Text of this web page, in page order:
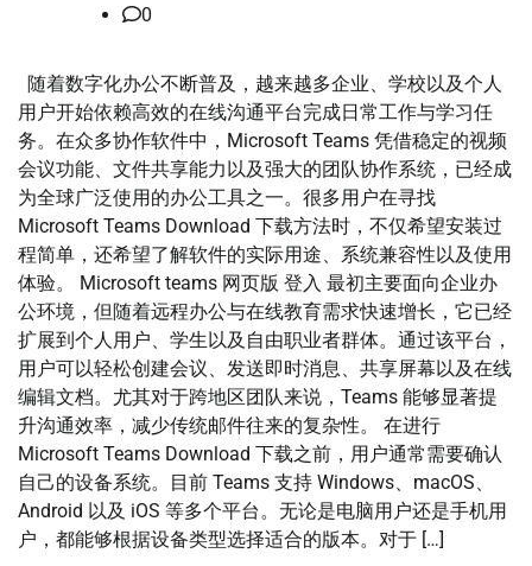
0
随着数字化办公不断普及，越来越多企业、学校以及个人
用户开始依赖高效的在线沟通平台完成日常工作与学习任
务。在众多协作软件中，Microsoft Teams 凭借稳定的视频
会议功能、文件共享能力以及强大的团队协作系统，已经成
为全球广泛使用的办公工具之一。很多用户在寻找
Microsoft Teams Download 下载方法时，不仅希望安装过
程简单，还希望了解软件的实际用途、系统兼容性以及使用
体验。 Microsoft teams 网页版 登入 最初主要面向企业办
公环境，但随着远程办公与在线教育需求快速增长，它已经
扩展到个人用户、学生以及自由职业者群体。通过该平台，
用户可以轻松创建会议、发送即时消息、共享屏幕以及在线
编辑文档。尤其对于跨地区团队来说，Teams 能够显著提
升沟通效率，减少传统邮件往来的复杂性。 在进行
Microsoft Teams Download 下载之前，用户通常需要确认
自己的设备系统。目前 Teams 支持 Windows、macOS、
Android 以及 iOS 等多个平台。无论是电脑用户还是手机用
户，都能够根据设备类型选择适合的版本。对于 […]